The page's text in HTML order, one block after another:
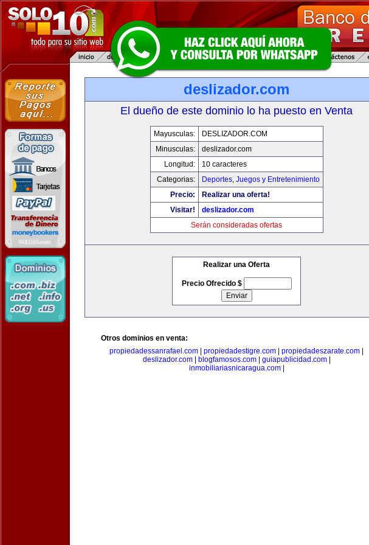
deslizador.com
El dueño de este dominio lo ha puesto en Venta
Mayusculas:
DESLIZADOR.COM
Minusculas:
deslizador.com
Longitud:
10 caracteres
Categorias:
Deportes, Juegos y Entretenimiento
Precio:
Realizar una oferta!
Visitar!
deslizador.com
Serán consideradas ofertas
Realizar una Oferta
Precio Ofrecido $
Otros dominios en venta:
propiedadessanrafael.com
propiedadestigre.com propiedadeszarate.com
deslizador.com| blogfamosos.com| guiapublicidad.com|
inmobiliariasnicaragua.com|